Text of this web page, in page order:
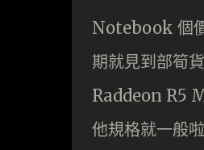
Notebook 個
期就見到部筍
Raddeon R5
他規格就一般